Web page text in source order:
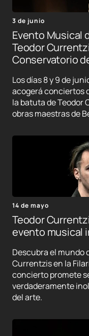
3 de junio
Evento Musical
Teodor
Conservatorio
Los días 8 y 9 de
acogerá conciertos
la batuta de Teodor
obras maestras de
14 de mayo
Teodor
evento musical
Descubra el mundo
Currentzis en la
concierto promete
verdaderamente
del arte.